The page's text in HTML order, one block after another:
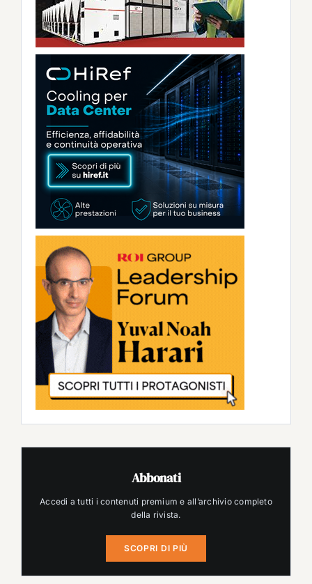
Abbonati
Accedi a tutti i contenuti premium e all’archivio completo
della rivista.
SCOPRI DI PIÙ